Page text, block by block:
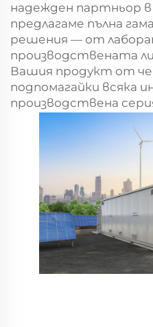
надежден партньор
предлагаме пълна
решения — от
производствената
Вашия продукт от
подпомагайки всяка
производствена